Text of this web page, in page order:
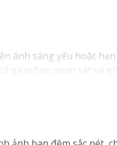
ánh sáng yếu hoặc
giúp bạn quan sát và
khu vực yêu cầu sự